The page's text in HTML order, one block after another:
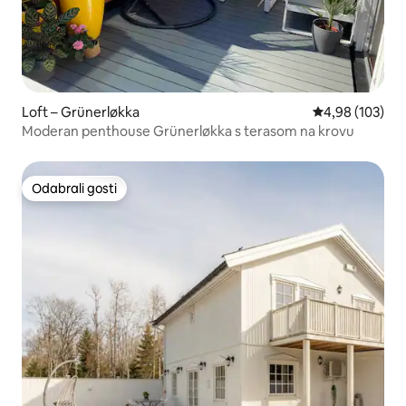
Loft – Grünerløkka Prosječna
4,98 (103)
Moderan penthouse Grünerløkka s terasom na krovu
Odabrali gosti
Odabrali gosti